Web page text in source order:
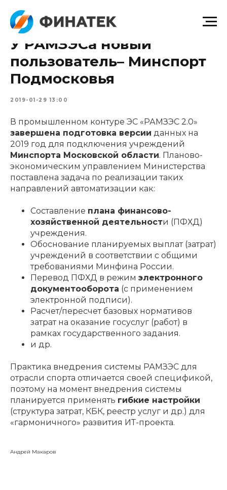
У РАМЗЭСа новый
пользователь– Минспорт
Подмосковья
2019-01-29 13:00
В промышленном контуре ЭС «РАМЗЭС 2.0»
завершена подготовка версии данных на
2019 год для подключения учреждений
Минспорта Московской области. Планово-
экономическим управлением Министерства
поставлена задача по реализации таких
направлений автоматизации как:
Составление плана финансово-
хозяйственной деятельности (ПФХД)
учреждения.
Обоснование планируемых выплат (затрат)
учреждений в соответствии с общими
требованиями Минфина России.
Перевод ПФХД в режим электронного
документооборота (с применением
электронной подписи).
Расчет/пересчет базовых нормативов
затрат на оказание госуслуг (работ) в
рамках государственного задания.
и др.
Практика внедрения системы РАМЗЭС для
отрасли спорта отличается своей спецификой,
поэтому на момент внедрения системы
планируется применять гибкие настройки
(структура затрат, КБК, реестр услуг и др.) для
«гармоничного» развития ИТ-проекта.
Андрей Макаров